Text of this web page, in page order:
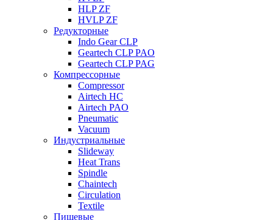
HLP ZF
HVLP ZF
Редукторные
Indo Gear CLP
Geartech CLP PAO
Geartech CLP PAG
Компрессорные
Compressor
Airtech HC
Airtech PAO
Pneumatic
Vacuum
Индустриальные
Slideway
Heat Trans
Spindle
Chaintech
Circulation
Textile
Пищевые